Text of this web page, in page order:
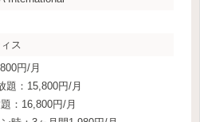
ス
円/月
題：15,800円/月
：16,800円/月